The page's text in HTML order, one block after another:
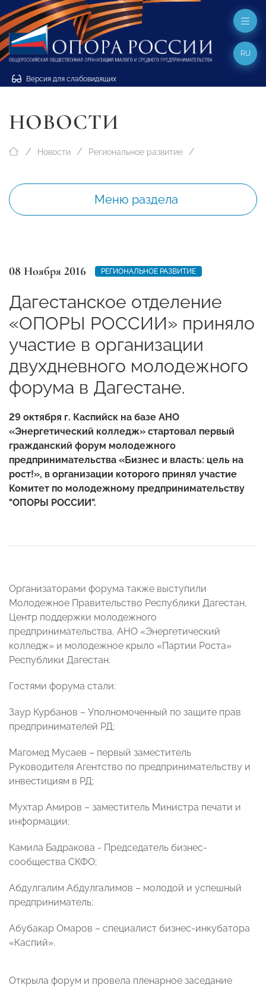
Версия для слабовидящих
RU
НОВОСТИ
Новости Региональное развитие
Меню раздела
08 Ноября 2016 РЕГИОНАЛЬНОЕ РАЗВИТИЕ
Дагестанское отделение
«ОПОРЫ РОССИИ» приняло
участие в организации
двухдневного молодежного
форума в Дагестане.
29 октября г. Каспийск на базе АНО
«Энергетический колледж» стартовал первый
гражданский форум молодежного
предпринимательства «Бизнес и власть: цель на
рост!», в организации которого принял участие
Комитет по молодежному предпринимательству
"ОПОРЫ РОССИИ".
Организаторами форума также выступили
Молодежное Правительство Республики Дагестан,
Центр поддержки молодежного
предпринимательства, АНО «Энергетический
колледж» и молодежное крыло «Партии Роста»
Республики Дагестан.
Гостями форума стали:
Заур Курбанов – Уполномоченный по защите прав
предпринимателей РД;
Магомед Мусаев – первый заместитель
Руководителя Агентство по предпринимательству и
инвестициям в РД;
Мухтар Амиров – заместитель Министра печати и
информации;
Камила Бадракова - Председатель бизнес-
сообщества СКФО;
Абдулгалим Абдулгалимов – молодой и успешный
предприниматель;
Абубакар Омаров – специалист бизнес-инкубатора
«Каспий».
Открыла форум и провела пленарное заседание